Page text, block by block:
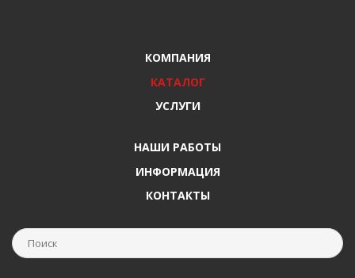
КОМПАНИЯ
КАТАЛОГ
УСЛУГИ
НАШИ РАБОТЫ
ИНФОРМАЦИЯ
КОНТАКТЫ